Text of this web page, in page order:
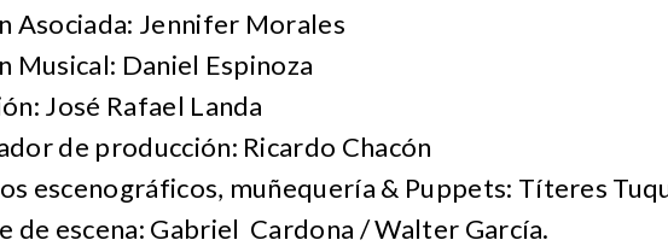
Asociada: Jennifer Morales
Musical: Daniel Espinoza
José Rafael Landa
de producción: Ricardo Chacón
escenográficos, muñequería & Puppets: Títeres
de escena: Gabriel Cardona / Walter García.